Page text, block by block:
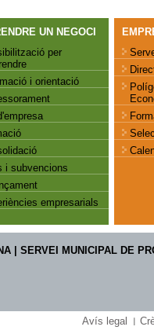
UN NEGOCI
per
i orientació
i subvencions
empresarials
| SERVEI MUNICIPAL DE
Avís legal